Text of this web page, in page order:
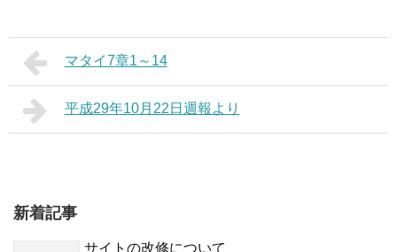
マタイ7章1～14
平成29年10月22日週報より
新着記事
サイトの改修について